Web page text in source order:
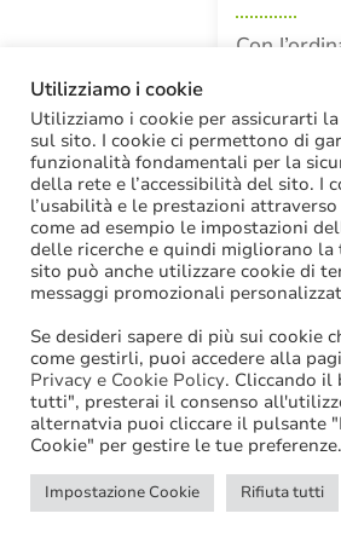
Con
Sezione
il
diritto: «in
pubblico
Tags:
astensione,
organizzative
Utilizziamo i cookie
Utilizziamo i cookie per assicurarti
sul sito. I cookie ci permettono di
funzionalità fondamentali per la
della rete e l’accessibilità del sito. I
l’usabilità e le prestazioni
come ad esempio le impostazioni
delle ricerche e quindi migliorano la
sito può anche utilizzare cookie di
messaggi promozionali
Se desideri sapere di più sui cookie
come gestirli, puoi accedere alla
Privacy e Cookie Policy. Cliccando
tutti", presterai il consenso
alternatvia puoi cliccare il pulsante
Cookie" per gestire le tue preferenze.
Impostazione Cookie Rifiuta tutti